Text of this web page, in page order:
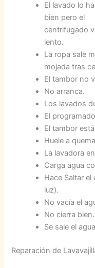
El lavado lo
bien pero el
centrifugado
lento.
La ropa sale
mojada tras
El tambor no
No arranca.
Los lavados
El
El tambor
Huele a
La lavadora
Carga agua
Hace Saltar el
luz).
No vacía el
No cierra bien.
Se sale el
Reparación de